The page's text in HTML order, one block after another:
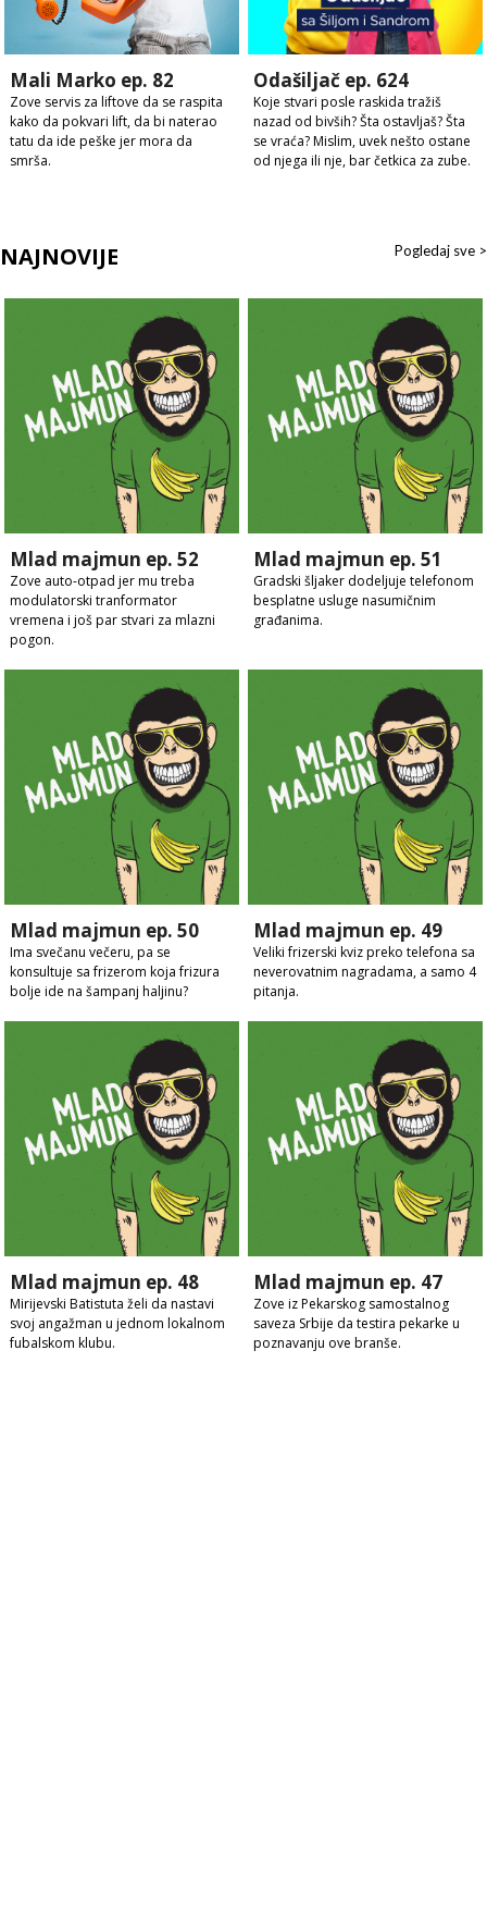
Mali Marko ep. 82
Zove servis za liftove da se raspita
kako da pokvari lift, da bi naterao
tatu da ide peške jer mora da
smrša.
Odašiljač ep. 624
Koje stvari posle raskida tražiš
nazad od bivših? Šta ostavljaš? Šta
se vraća? Mislim, uvek nešto ostane
od njega ili nje, bar četkica za zube.
NAJNOVIJE Pogledaj sve >
Mlad majmun ep. 52
Zove auto-otpad jer mu treba
modulatorski tranformator
vremena i još par stvari za mlazni
pogon.
Mlad majmun ep. 51
Gradski šljaker dodeljuje telefonom
besplatne usluge nasumičnim
građanima.
Mlad majmun ep. 50
Ima svečanu večeru, pa se
konsultuje sa frizerom koja frizura
bolje ide na šampanj haljinu?
Mlad majmun ep. 49
Veliki frizerski kviz preko telefona sa
neverovatnim nagradama, a samo 4
pitanja.
Mlad majmun ep. 48
Mirijevski Batistuta želi da nastavi
svoj angažman u jednom lokalnom
fubalskom klubu.
Mlad majmun ep. 47
Zove iz Pekarskog samostalnog
saveza Srbije da testira pekarke u
poznavanju ove branše.